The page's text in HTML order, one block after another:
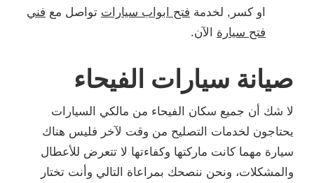
او كسر, لخدمة فتح ابواب سيارات تواصل مع فني
فتح سيارة الآن.
صيانة سيارات الفيحاء
لا شك أن جميع سكان الفيحاء من مالكي السيارات
يحتاجون لخدمات التصليح من وقت لآخر فليس هناك
سيارة مهما كانت ماركتها وكفاءتها لا تتعرض للأعطال
والمشكلات، ونحن ننصحك بمراعاة التالي وأنت تختار